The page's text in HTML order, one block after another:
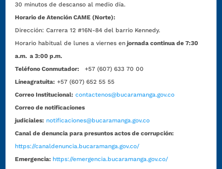
30 minutos de descanso al medio día.
Horario de Atención CAME (Norte):
Dirección:Carrera 12 #16N-84 del barrio Kennedy.
Horario habitual de lunes a viernes en jornada continua de 7:30
a.m. a 3:00 p.m.
Teléfono Conmutador:
+57 (607) 633 70 00
Líneagratuita: +57 (607) 652 55 55
Correo Institucional: contactenos@bucaramanga.gov.co
Correo de notificaciones
judiciales: notificaciones@bucaramanga.gov.co
Canal de denuncia para presuntos actos de corrupción:
https://canaldenuncia.bucaramanga.gov.co/
Emergencia: https://emergencia.bucaramanga.gov.co/